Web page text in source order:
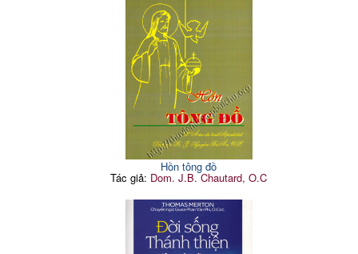
Hồn tông đồ
Tác giả: Dom. J.B. Chautard, O.C